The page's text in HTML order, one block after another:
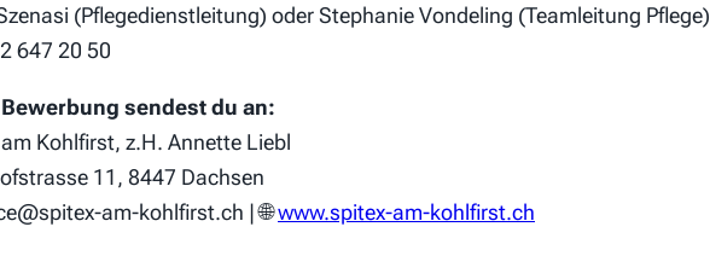
(Pflegedienstleitung) oder Stephanie Vondeling (Teamleitung Pflege)
647 20 50
sendest du an:
Kohlfirst, z.H. Annette Liebl
11, 8447 Dachsen
am-kohlfirst.ch | 🌐www.spitex-am-kohlfirst.ch